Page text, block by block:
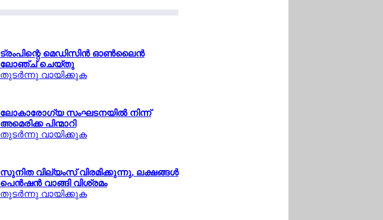
ട്രംപിന്റെ മെഡിസിന്‍ ഓണ്‍ലൈന്‍
ലോഞ്ച് ചെയ്തു
തുടര്‍ന്നു വായിക്കുക
ലോകാരോഗ്യ സംഘടനയില്‍ നിന്ന്
അമെരിക്ക പിന്മാറി
തുടര്‍ന്നു വായിക്കുക
സുനിത വില്യംസ് വിരമിക്കുന്നു, ലക്ഷങ്ങള്‍
പെന്‍ഷന്‍ വാങ്ങി വിശ്രമം
തുടര്‍ന്നു വായിക്കുക